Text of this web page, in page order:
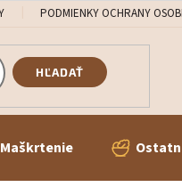
PODMIENKY OCHRANY
HĽADAŤ
Maškrtenie